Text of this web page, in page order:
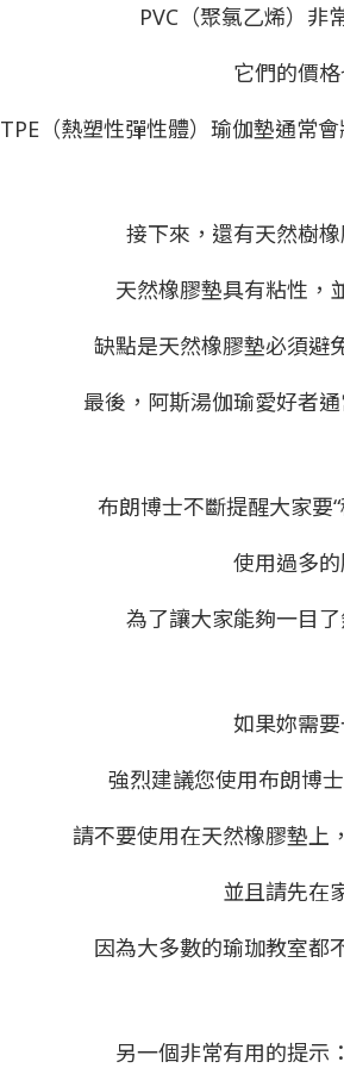
PVC（聚氯乙烯）非
它們的價
TPE（熱塑性彈性體）瑜伽墊通常
接下來，還有天然樹
天然橡膠墊具有粘性，
缺點是天然橡膠墊必須避
最後，阿斯湯伽瑜愛好者
布朗博士不斷提醒大家要
使用過多
為了讓大家能夠一目
如果妳需
強烈建議您使用布朗博
請不要使用在天然橡膠墊上
並且請先在
因為大多數的瑜珈教室都
另一個非常有用的提示